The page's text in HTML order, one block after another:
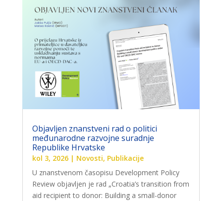
Objavljen znanstveni rad o politici
međunarodne razvojne suradnje
Republike Hrvatske
kol 3, 2026| Novosti, Publikacije
U znanstvenom časopisu Development Policy
Review objavljen je rad „Croatia’s transition from
aid recipient to donor: Building a small-donor